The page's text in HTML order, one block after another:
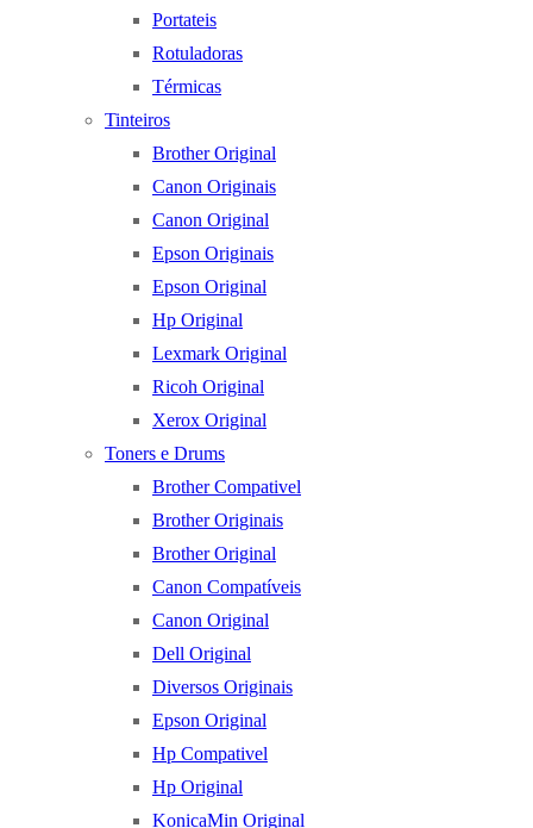
Portateis
Rotuladoras
Térmicas
Tinteiros
Brother Original
Canon Originais
Canon Original
Epson Originais
Epson Original
Hp Original
Lexmark Original
Ricoh Original
Xerox Original
Toners e Drums
Brother Compativel
Brother Originais
Brother Original
Canon Compatíveis
Canon Original
Dell Original
Diversos Originais
Epson Original
Hp Compativel
Hp Original
KonicaMin Original